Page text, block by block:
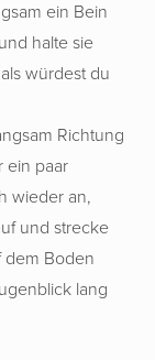
ein Bein
halte sie
würdest du
Richtung
ein paar
wieder an,
und strecke
dem Boden
lang